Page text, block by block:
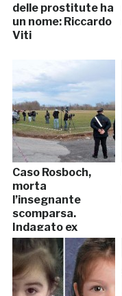
delle prostitute ha
un nome: Riccardo
Viti
Caso Rosboch,
morta
l’insegnante
scomparsa.
Indagato ex
studente